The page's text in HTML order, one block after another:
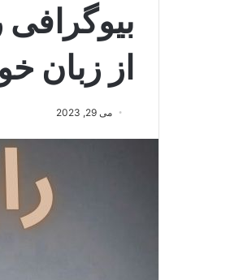
از زبان
می 29, 2023